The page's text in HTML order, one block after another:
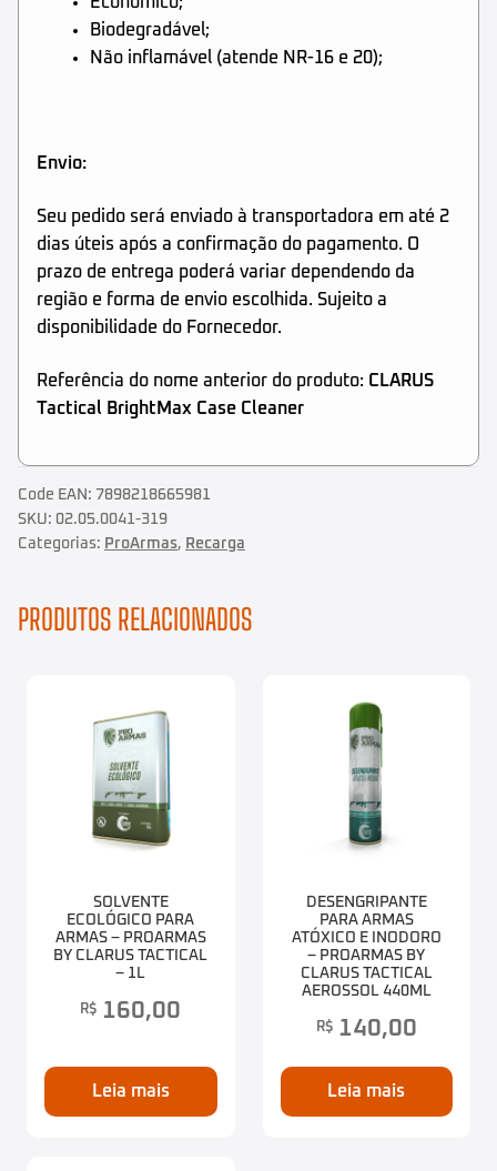
Biodegradável;
Não inflamável (atende NR-16 e 20);
Envio:
Seu pedido será enviado à transportadora em até 2
dias úteis após a confirmação do pagamento. O
prazo de entrega poderá variar dependendo da
região e forma de envio escolhida. Sujeito a
disponibilidade do Fornecedor.
Referência do nome anterior do produto: CLARUS
Tactical BrightMax Case Cleaner
Code EAN: 7898218665981
SKU: 02.05.0041-319
Categorias: ProArmas, Recarga
PRODUTOS RELACIONADOS
SOLVENTE
ECOLÓGICO PARA
ARMAS – PROARMAS
BY CLARUS TACTICAL
– 1L
R$ 160,00
Leia mais
DESENGRIPANTE
PARA ARMAS
ATÓXICO E INODORO
– PROARMAS BY
CLARUS TACTICAL
AEROSSOL 440ML
R$ 140,00
Leia mais